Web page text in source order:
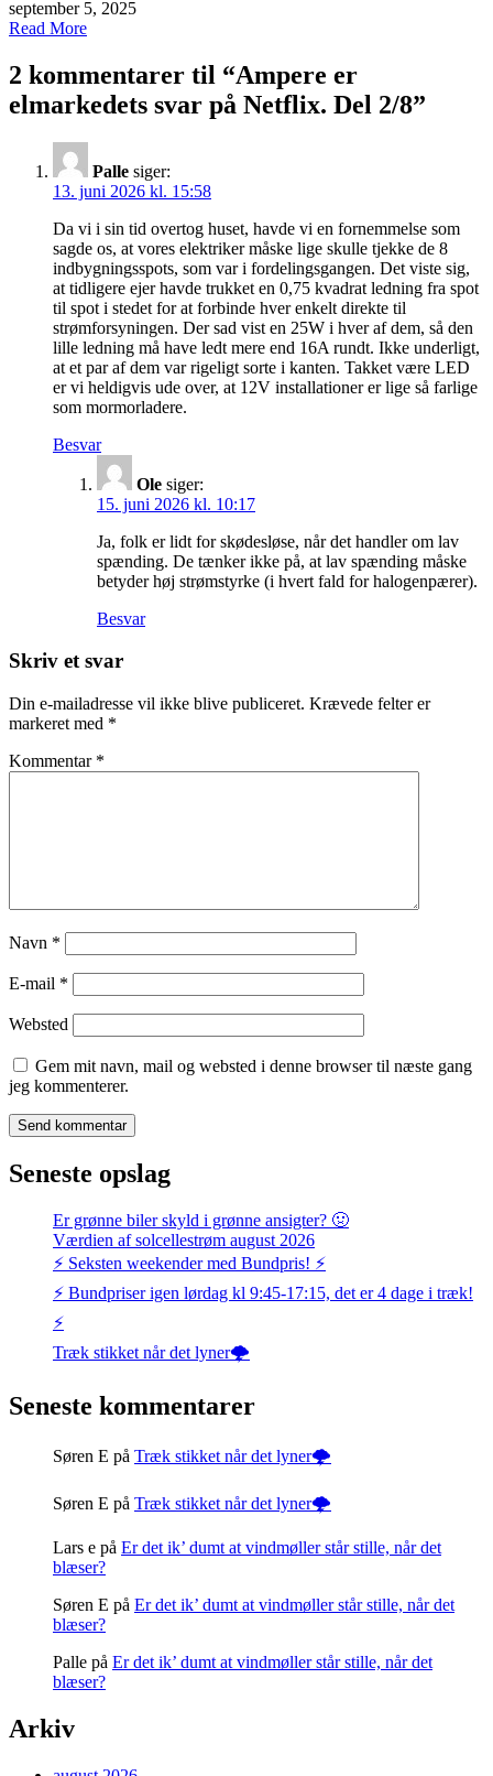
september 5, 2025
Read More
2 kommentarer til “Ampere er
elmarkedets svar på Netflix. Del 2/8”
Palle siger:
13. juni 2026 kl. 15:58
Da vi i sin tid overtog huset, havde vi en fornemmelse som
sagde os, at vores elektriker måske lige skulle tjekke de 8
indbygningsspots, som var i fordelingsgangen. Det viste sig,
at tidligere ejer havde trukket en 0,75 kvadrat ledning fra spot
til spot i stedet for at forbinde hver enkelt direkte til
strømforsyningen. Der sad vist en 25W i hver af dem, så den
lille ledning må have ledt mere end 16A rundt. Ikke underligt,
at et par af dem var rigeligt sorte i kanten. Takket være LED
er vi heldigvis ude over, at 12V installationer er lige så farlige
som mormorladere.
Besvar
Ole siger:
15. juni 2026 kl. 10:17
Ja, folk er lidt for skødesløse, når det handler om lav
spænding. De tænker ikke på, at lav spænding måske
betyder høj strømstyrke (i hvert fald for halogenpærer).
Besvar
Skriv et svar
Din e-mailadresse vil ikke blive publiceret. Krævede felter er
markeret med *
Kommentar *
Navn *
E-mail *
Websted
Gem mit navn, mail og websted i denne browser til næste gang
jeg kommenterer.
Seneste opslag
Er grønne biler skyld i grønne ansigter? 🤢
Værdien af solcellestrøm august 2026
⚡️ Seksten weekender med Bundpris! ⚡️
⚡️ Bundpriser igen lørdag kl 9:45-17:15, det er 4 dage i træk!
⚡️
Træk stikket når det lyner🌩️
Seneste kommentarer
Søren E på Træk stikket når det lyner🌩️
Søren E på Træk stikket når det lyner🌩️
Lars e på Er det ik’ dumt at vindmøller står stille, når det
blæser?
Søren E på Er det ik’ dumt at vindmøller står stille, når det
blæser?
Palle på Er det ik’ dumt at vindmøller står stille, når det
blæser?
Arkiv